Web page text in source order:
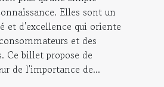
Elles sont un
et d'excellence qui oriente
et des
Ce billet propose de
de l'importance de...